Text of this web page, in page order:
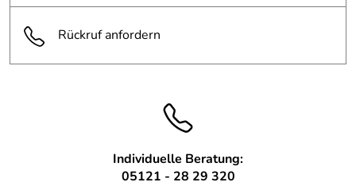
Rückruf anfordern
Individuelle Beratung:
05121 - 28 29 320